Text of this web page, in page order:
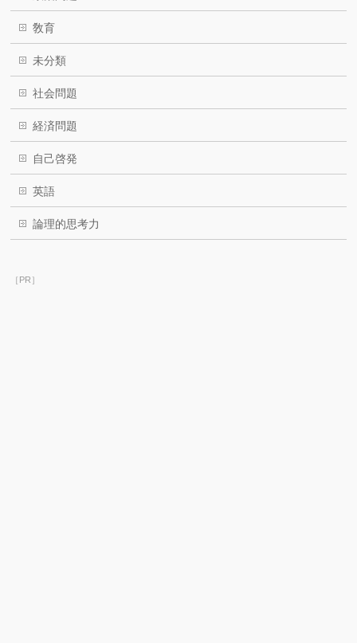
敎育
未分類
社会問題
経済問題
自己啓発
英語
論理的思考力
［PR］